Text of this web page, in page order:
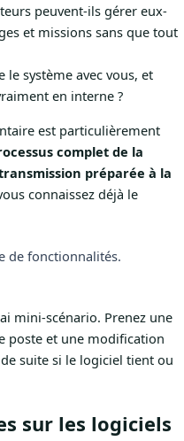
peuvent-ils gérer eux-
et missions sans que tout
le système avec vous, et
en interne ?
est particulièrement
complet de la
préparée à la
connaissez déjà le
de fonctionnalités.
mini-scénario. Prenez une
poste et une modification
suite si le logiciel tient ou
sur les logiciels